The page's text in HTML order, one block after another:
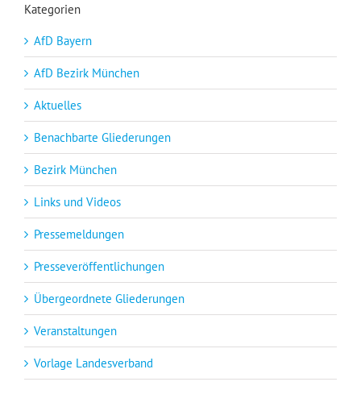
Kategorien
AfD Bayern
AfD Bezirk München
Aktuelles
Benachbarte Gliederungen
Bezirk München
Links und Videos
Pressemeldungen
Presseveröffentlichungen
Übergeordnete Gliederungen
Veranstaltungen
Vorlage Landesverband